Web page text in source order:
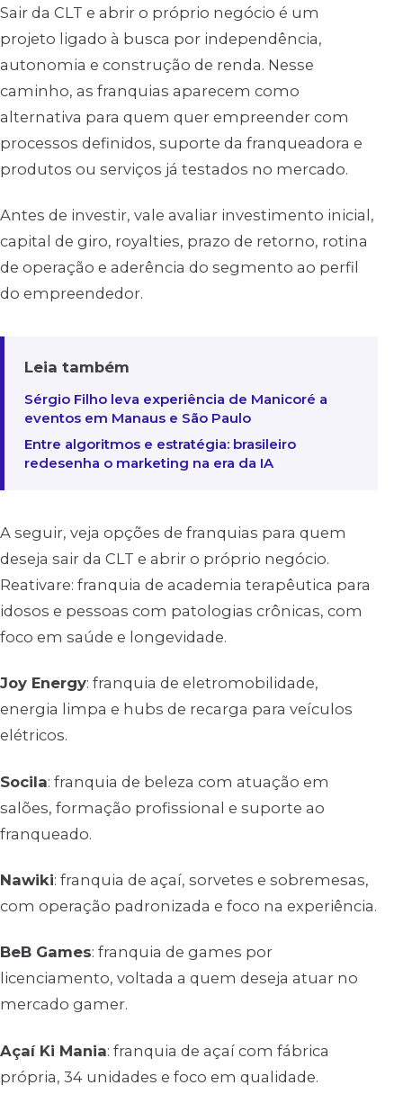
Sair da CLT e abrir o próprio negócio é um
projeto ligado à busca por independência,
autonomia e construção de renda. Nesse
caminho, as franquias aparecem como
alternativa para quem quer empreender com
processos definidos, suporte da franqueadora e
produtos ou serviços já testados no mercado.
Antes de investir, vale avaliar investimento inicial,
capital de giro, royalties, prazo de retorno, rotina
de operação e aderência do segmento ao perfil
do empreendedor.
Leia também
Sérgio Filho leva experiência de Manicoré a
eventos em Manaus e São Paulo
Entre algoritmos e estratégia: brasileiro
redesenha o marketing na era da IA
A seguir, veja opções de franquias para quem
deseja sair da CLT e abrir o próprio negócio.
Reativare: franquia de academia terapêutica para
idosos e pessoas com patologias crônicas, com
foco em saúde e longevidade.
Joy Energy: franquia de eletromobilidade,
energia limpa e hubs de recarga para veículos
elétricos.
Socila: franquia de beleza com atuação em
salões, formação profissional e suporte ao
franqueado.
Nawiki: franquia de açaí, sorvetes e sobremesas,
com operação padronizada e foco na experiência.
BeB Games: franquia de games por
licenciamento, voltada a quem deseja atuar no
mercado gamer.
Açaí Ki Mania: franquia de açaí com fábrica
própria, 34 unidades e foco em qualidade.